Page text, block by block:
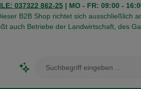
037322 862-25| MO - FR: 09:00 -
B2B Shop richtet sich ausschließlich
auch Betriebe der Landwirtschaft, des